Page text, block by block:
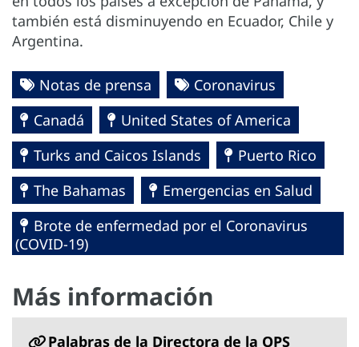
también está disminuyendo en Ecuador, Chile y
Argentina.
Notas de prensa
Coronavirus
Canadá
United States of America
Turks and Caicos Islands
Puerto Rico
The Bahamas
Emergencias en Salud
Brote de enfermedad por el Coronavirus
(COVID-19)
Más información
Palabras de la Directora de la OPS